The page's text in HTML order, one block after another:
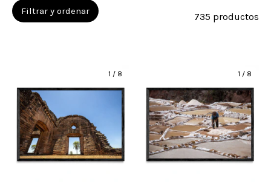
Filtrar y ordenar 735 productos
1 / 8 1 / 8